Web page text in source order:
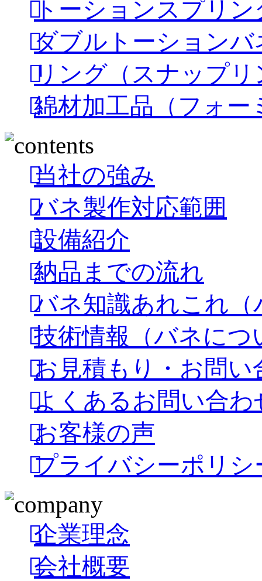
トーションスプリン
ダブルトーションバ
リング（スナップリ
綿材加工品（フォー
当社の強み
バネ製作対応範囲
設備紹介
納品までの流れ
バネ知識あれこれ（
技術情報（バネにつ
お見積もり・お問い
よくあるお問い合わ
お客様の声
プライバシーポリシ
企業理念
会社概要